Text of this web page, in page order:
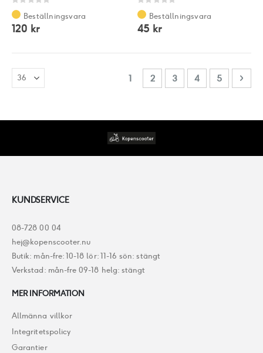
Rating:
0%
Beställningsvara
120 kr
Rating:
0%
Beställningsvara
45 kr
SidaYou're currently reading page
1 Sida
2 Sida
3 Sida
4 Sida
5 Sida
KUNDSERVICE
08-728 00 04
hej@kopenscooter.nu
Butik: mån-fre: 10-18 lör: 11-16 sön: stängt
Verkstad: mån-fre 09-18 helg: stängt
MER INFORMATION
Allmänna villkor
Integritetspolicy
Garantier